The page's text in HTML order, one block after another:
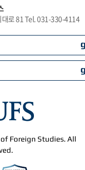
대로 81 Tel. 031-330-4114
Foreign Studies. All